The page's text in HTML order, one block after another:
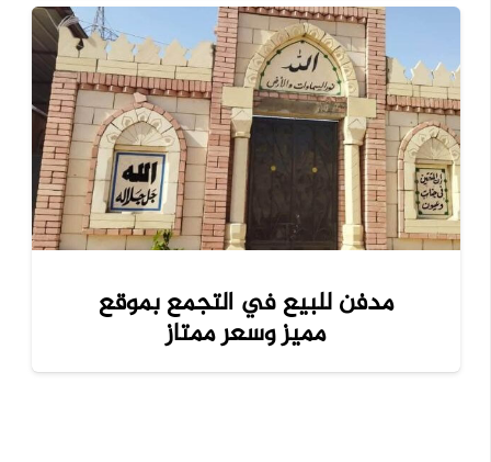
مدفن للبيع في التجمع بموقع
مميز وسعر ممتاز